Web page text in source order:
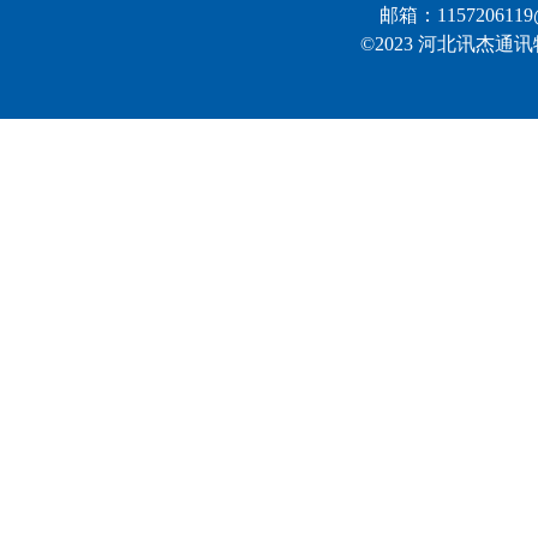
邮箱：
©2023 河北讯杰通